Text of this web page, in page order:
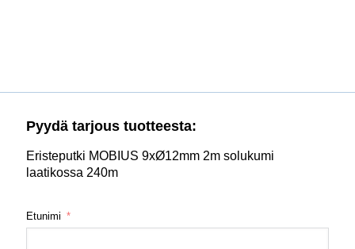
Pyydä tarjous tuotteesta:
Eristeputki MOBIUS 9xØ12mm 2m solukumi
laatikossa 240m
Etunimi